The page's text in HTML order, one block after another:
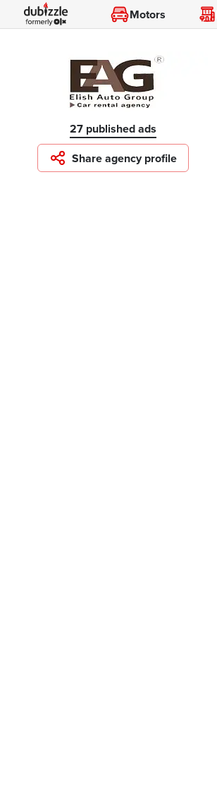
Motors
27 published ads
Share agency profile